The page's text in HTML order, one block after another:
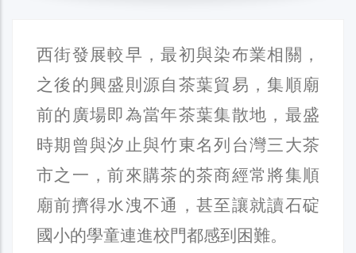
西街發展較早，最初與染布業相關，
之後的興盛則源自茶葉貿易，集順廟
前的廣場即為當年茶葉集散地，最盛
時期曾與汐止與竹東名列台灣三大茶
市之一，前來購茶的茶商經常將集順
廟前擠得水洩不通，甚至讓就讀石碇
國小的學童連進校門都感到困難。